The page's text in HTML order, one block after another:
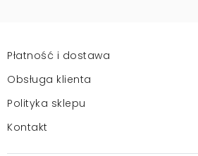
Płatność i dostawa
Obsługa klienta
Polityka sklepu
Kontakt